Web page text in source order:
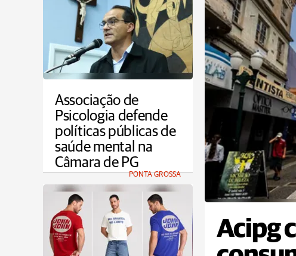
Associação de
Psicologia defende
políticas públicas de
saúde mental na
Câmara de PG
PONTA GROSSA
Acipg